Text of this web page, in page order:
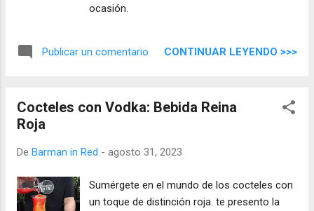
ocasión.
Publicar un comentario CONTINUAR LEYENDO >>>
Cocteles con Vodka: Bebida Reina
Roja
De Barman in Red - agosto 31, 2023
Sumérgete en el mundo de los cocteles con
un toque de distinción roja. te presento la